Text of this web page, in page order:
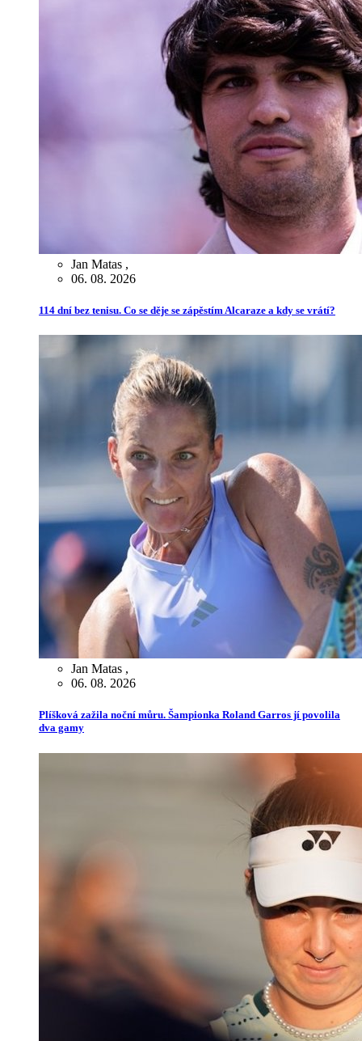
Jan Matas ,
06. 08. 2026
114 dní bez tenisu. Co se děje se zápěstím Alcaraze a kdy se vrátí?
Jan Matas ,
06. 08. 2026
Plíšková zažila noční můru. Šampionka Roland Garros jí povolila
dva gamy